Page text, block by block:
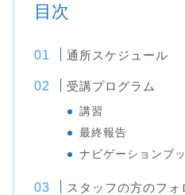
目次
通所スケジュール
受講プログラム
講習
最終報告
ナビゲーションブ
スタッフの方のフ